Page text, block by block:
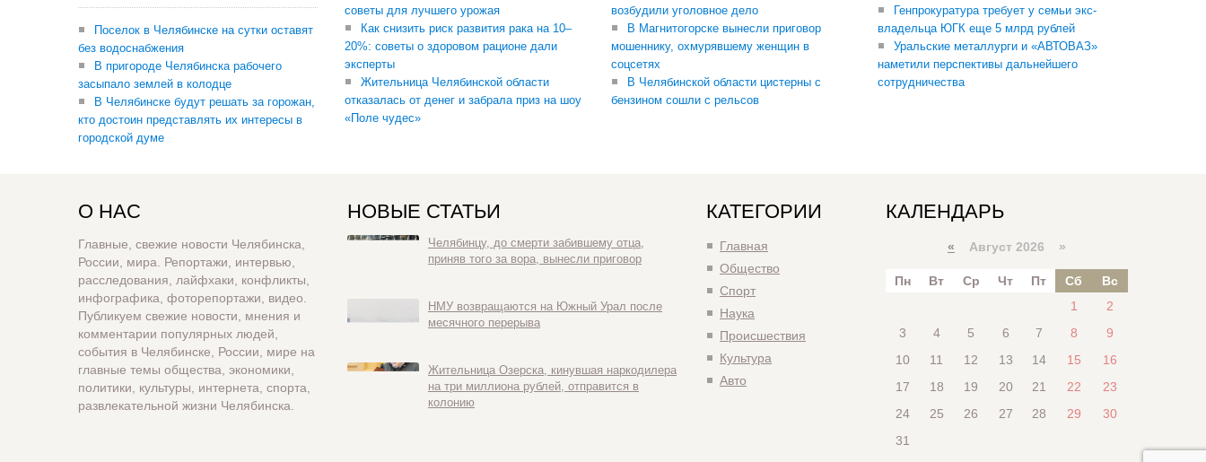
Поселок в Челябинске на сутки оставят
без водоснабжения
В пригороде Челябинска рабочего
засыпало землей в колодце
В Челябинске будут решать за горожан,
кто достоин представлять их интересы в
городской думе
советы для лучшего урожая
Как снизить риск развития рака на 10–
20%: советы о здоровом рационе дали
эксперты
Жительница Челябинской области
отказалась от денег и забрала приз на шоу
«Поле чудес»
возбудили уголовное дело
В Магнитогорске вынесли приговор
мошеннику, охмурявшему женщин в
соцсетях
В Челябинской области цистерны с
бензином сошли с рельсов
Генпрокуратура требует у семьи экс-
владельца ЮГК еще 5 млрд рублей
Уральские металлурги и «АВТОВАЗ»
наметили перспективы дальнейшего
сотрудничества
О НАС
Главные, свежие новости Челябинска,
России, мира. Репортажи, интервью,
расследования, лайфхаки, конфликты,
инфографика, фоторепортажи, видео.
Публикуем свежие новости, мнения и
комментарии популярных людей,
события в Челябинске, России, мире на
главные темы общества, экономики,
политики, культуры, интернета, спорта,
развлекательной жизни Челябинска.
НОВЫЕ СТАТЬИ
Челябинцу, до смерти забившему отца,
приняв того за вора, вынесли приговор
НМУ возвращаются на Южный Урал после
месячного перерыва
Жительница Озерска, кинувшая наркодилера
на три миллиона рублей, отправится в
колонию
КАТЕГОРИИ
Главная
Общество
Спорт
Наука
Происшествия
Культура
Авто
КАЛЕНДАРЬ
« Август 2026 »
Пн Вт Ср Чт Пт Сб
Вс
1
2
3
4 5 6 7 8
9
10
11 12 13 14 15
16
17
18 19 20 21 22
23
24
25 26 27 28 29
30
31